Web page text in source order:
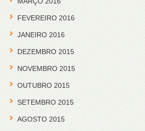
FEVEREIRO 2016
JANEIRO 2016
DEZEMBRO 2015
NOVEMBRO 2015
OUTUBRO 2015
SETEMBRO 2015
AGOSTO 2015